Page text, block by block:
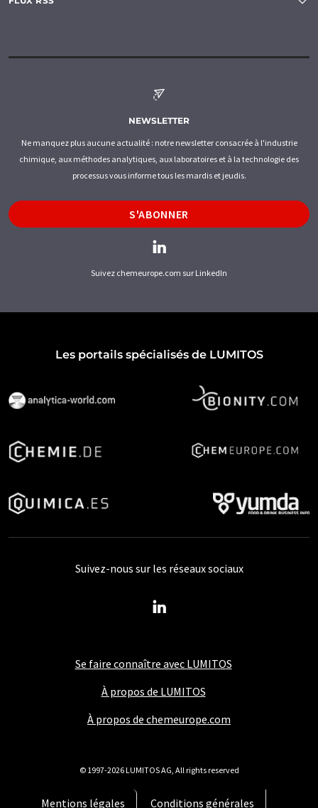
NEWSLETTER
Ne manquez plus aucune actualité : notre newsletter consacrée à l'industrie
chimique, aux méthodes analytiques, aux laboratoires et à la technologie des
processus vous informe tous les mardis et jeudis.
S'ABONNER
Suivez chemeurope.com sur LinkedIn
Les portails spécialisés de LUMITOS
Se faire connaître avec LUMITOS
À propos de LUMITOS
À propos de chemeurope.com
Mentions légales Conditions générales
Suivez-nous sur les réseaux sociaux
© 1997-2026 LUMITOS AG, All rights reserved